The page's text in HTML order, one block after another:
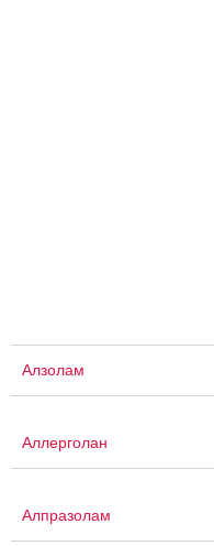
Алзолам
Аллерголан
Алпразолам